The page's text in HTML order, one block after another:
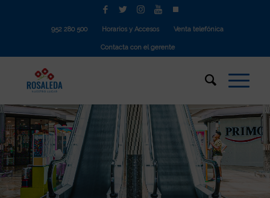
952 280 500 Horarios y Accesos Venta telefónica
Contacta con el gerente